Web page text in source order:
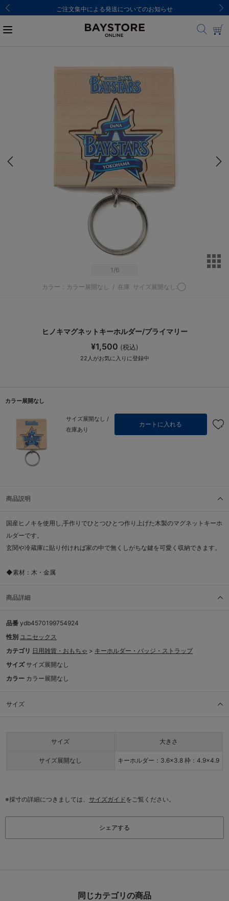
ご注文集中による発送についてのお知らせ
1 /6
カラー：カラー展開なし / 在庫 サイズ展開なし:◯
ヒノキマグネットキーホルダー/プライマリー
¥1,500 (税込)
22 人がお気に入りに登録中
カラー展開なし
サイズ展開なし /
在庫あり
カートに入れる
商品説明
国産ヒノキを使用し,手作りでひとつひとつ作り上げた木製のマグネットキーホ
ルダーです。
玄関や冷蔵庫に貼り付ければ家の中で無くしがちな鍵を可愛く収納できます。
◆素材：木・金属
商品詳細
品番 ydb4570199754924
性別 ユニセックス
カテゴリ 日用雑貨・おもちゃ > キーホルダー・バッジ・ストラップ
サイズ サイズ展開なし
カラー カラー展開なし
サイズ
サイズ 大きさ
サイズ展開なし キーホルダー：3.6×3.8 枠：4.9×4.9
※採寸の詳細につきましては、 サイズガイドをご覧ください。
シェアする
同じカテゴリの商品